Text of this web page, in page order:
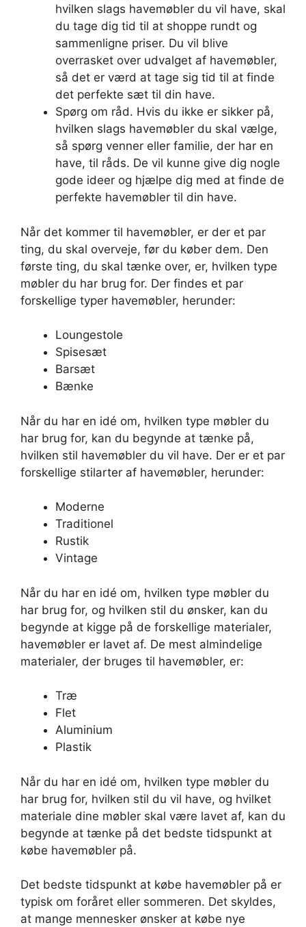
hvilken slags havemøbler du vil have, skal
du tage dig tid til at shoppe rundt og
sammenligne priser. Du vil blive
overrasket over udvalget af havemøbler,
så det er værd at tage sig tid til at finde
det perfekte sæt til din have.
Spørg om råd. Hvis du ikke er sikker på,
hvilken slags havemøbler du skal vælge,
så spørg venner eller familie, der har en
have, til råds. De vil kunne give dig nogle
gode ideer og hjælpe dig med at finde de
perfekte havemøbler til din have.
Når det kommer til havemøbler, er der et par
ting, du skal overveje, før du køber dem. Den
første ting, du skal tænke over, er, hvilken type
møbler du har brug for. Der findes et par
forskellige typer havemøbler, herunder:
Loungestole
Spisesæt
Barsæt
Bænke
Når du har en idé om, hvilken type møbler du
har brug for, kan du begynde at tænke på,
hvilken stil havemøbler du vil have. Der er et par
forskellige stilarter af havemøbler, herunder:
Moderne
Traditionel
Rustik
Vintage
Når du har en idé om, hvilken type møbler du
har brug for, og hvilken stil du ønsker, kan du
begynde at kigge på de forskellige materialer,
havemøbler er lavet af. De mest almindelige
materialer, der bruges til havemøbler, er:
Træ
Flet
Aluminium
Plastik
Når du har en idé om, hvilken type møbler du
har brug for, hvilken stil du vil have, og hvilket
materiale dine møbler skal være lavet af, kan du
begynde at tænke på det bedste tidspunkt at
købe havemøbler på.
Det bedste tidspunkt at købe havemøbler på er
typisk om foråret eller sommeren. Det skyldes,
at mange mennesker ønsker at købe nye